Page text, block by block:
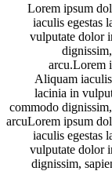
Lorem ipsum
iaculis egestas
vulputate dolor
arcu.Lorem
Aliquam iaculis
lacinia in
commodo
arcuLorem ipsum
iaculis egestas
vulputate dolor
dignissim,